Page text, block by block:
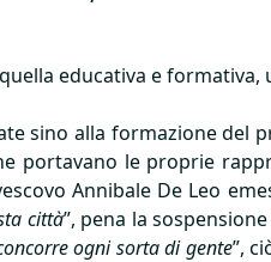
educativa e
sino alla formazione del
portavano le proprie
Annibale De Leo
città”, pena la
ogni sorta di gente”,